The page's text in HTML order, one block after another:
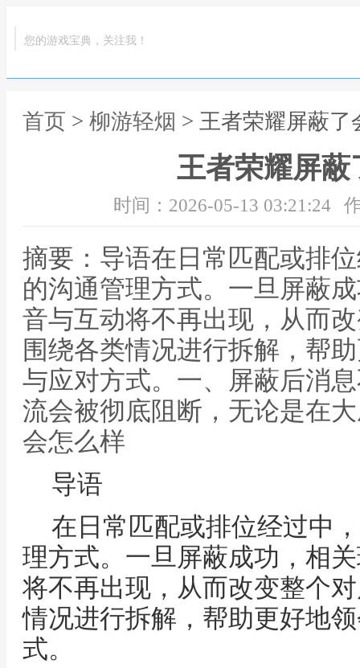
您的游戏宝典，关注我！
首页 > 柳游轻烟 > 王者荣耀屏蔽了
王者荣耀屏蔽
时间：2026-05-13 03:21:24
摘要：导语在日常匹配或排
的沟通管理方式。一旦屏蔽
音与互动将不再出现，从而
围绕各类情况进行拆解，帮
与应对方式。一、屏蔽后消
流会被彻底阻断，无论是在
会怎么样
导语
在日常匹配或排位经过中
理方式。一旦屏蔽成功，相
将不再出现，从而改变整个
情况进行拆解，帮助更好地
式。